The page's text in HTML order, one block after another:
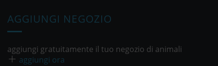
AGGIUNGI NEGOZIO
aggiungi gratuitamente il tuo negozio di animali
aggiungi ora